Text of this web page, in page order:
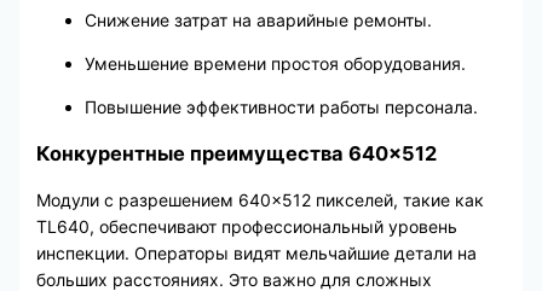
Снижение затрат на аварийные ремонты.
Уменьшение времени простоя оборудования.
Повышение эффективности работы персонала.
Конкурентные преимущества 640×512
Модули с разрешением 640×512 пикселей, такие как
TL640, обеспечивают профессиональный уровень
инспекции. Операторы видят мельчайшие детали на
больших расстояниях. Это важно для сложных